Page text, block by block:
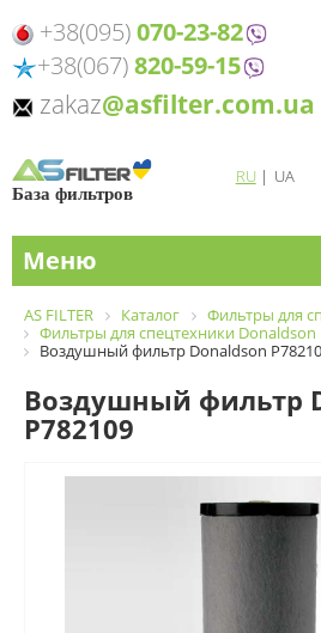
+38(095)070-23-82
+38(067)820-59-15
zakaz@asfilter.com.ua
База фильтров
RU| UA
Меню
AS FILTER Каталог
Фильтры для
Фильтры для спецтехники Donaldson
Воздушный фильтр Donaldson
Воздушный фильтр
P782109